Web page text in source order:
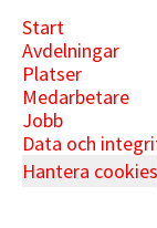
Start
Avdelningar
Platser
Medarbetare
Jobb
Data och
Hantera cookies